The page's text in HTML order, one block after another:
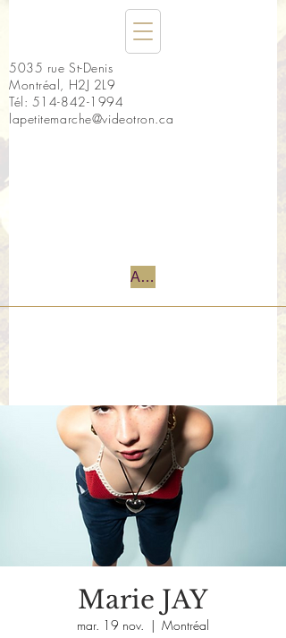
5035 rue St-Denis
Montréal, H2J 2L9
Tél: 514-842-1994
lapetitemarche@videotron.ca
Accueil
Marie JAY
mar. 19 nov.
  |
Montréal